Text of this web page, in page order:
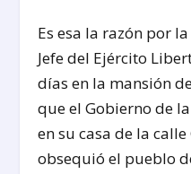
Es esa la razón por
Jefe del Ejército
días en la mansión
que el Gobierno de
en su casa de la
obsequió el pueblo